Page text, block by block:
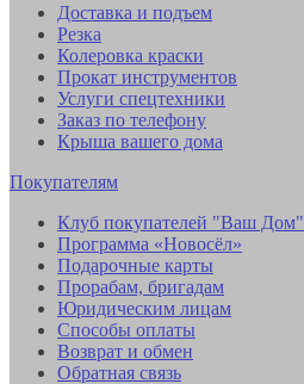
Доставка и подъем
Резка
Колеровка краски
Прокат инструментов
Услуги спецтехники
Заказ по телефону
Крыша вашего дома
Покупателям
Клуб покупателей "Ваш Дом"
Программа «Новосёл»
Подарочные карты
Прорабам, бригадам
Юридическим лицам
Способы оплаты
Возврат и обмен
Обратная связь